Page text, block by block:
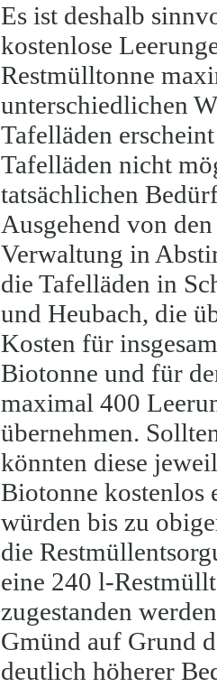
Es ist deshalb
kostenlose
Restmülltonne
unterschiedlichen
Tafelläden
Tafelläden nicht
tatsächlichen
Ausgehend von
Verwaltung in
die Tafelläden in
und Heubach, die
Kosten für
Biotonne und für
maximal 400
übernehmen.
könnten diese
Biotonne kostenlos
würden bis zu
die
eine 240 l-
zugestanden
Gmünd auf Grund
deutlich höherer